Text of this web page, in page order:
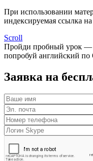
При использовании
индексируемая ссылка
Scroll
Пройди пробный урок —
попробуй английский по
Заявка на